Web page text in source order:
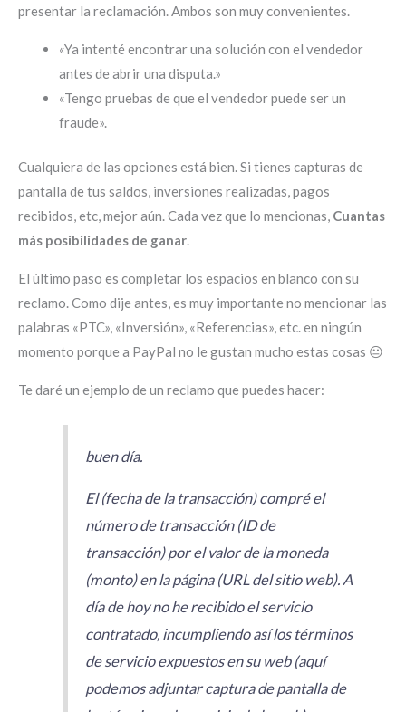
presentar la reclamación. Ambos son muy convenientes.
«Ya intenté encontrar una solución con el vendedor
antes de abrir una disputa.»
«Tengo pruebas de que el vendedor puede ser un
fraude».
Cualquiera de las opciones está bien. Si tienes capturas de
pantalla de tus saldos, inversiones realizadas, pagos
recibidos, etc, mejor aún. Cada vez que lo mencionas, Cuantas
más posibilidades de ganar.
El último paso es completar los espacios en blanco con su
reclamo. Como dije antes, es muy importante no mencionar las
palabras «PTC», «Inversión», «Referencias», etc. en ningún
momento porque a PayPal no le gustan mucho estas cosas 😐
Te daré un ejemplo de un reclamo que puedes hacer:
buen día.
El (fecha de la transacción) compré el
número de transacción (ID de
transacción) por el valor de la moneda
(monto) en la página (URL del sitio web). A
día de hoy no he recibido el servicio
contratado, incumpliendo así los términos
de servicio expuestos en su web (aquí
podemos adjuntar captura de pantalla de